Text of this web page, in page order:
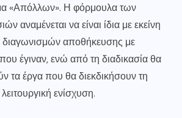
«Απόλλων». Η φόρμουλα των
αναμένεται να είναι ίδια με εκείνη
διαγωνισμών αποθήκευσης με
έγιναν, ενώ από τη διαδικασία θα
τα έργα που θα διεκδικήσουν τη
ενίσχυση.